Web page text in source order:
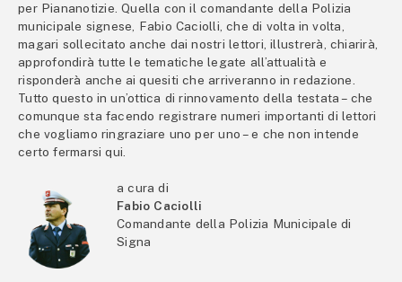
per Piananotizie. Quella con il comandante della Polizia
municipale signese, Fabio Caciolli, che di volta in volta,
magari sollecitato anche dai nostri lettori, illustrerà, chiarirà,
approfondirà tutte le tematiche legate all’attualità e
risponderà anche ai quesiti che arriveranno in redazione.
Tutto questo in un’ottica di rinnovamento della testata – che
comunque sta facendo registrare numeri importanti di lettori
che vogliamo ringraziare uno per uno – e che non intende
certo fermarsi qui.
a cura di
Fabio Caciolli
Comandante della Polizia Municipale di
Signa